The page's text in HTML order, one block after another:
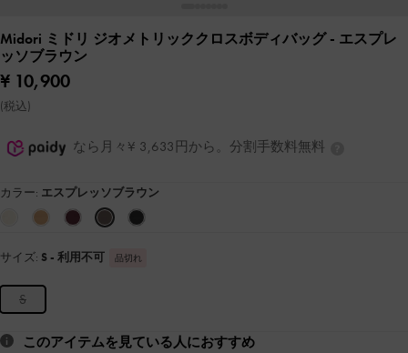
Midori ミドリ ジオメトリッククロスボディバッグ- エスプレ
ッソブラウン
¥ 10,900
(税込)
なら月々¥ 3,633円から。分割手数料無料
カラー: エスプレッソブラウン
サイズ: S - 利用不可 品切れ
S
このアイテムを見ている人におすすめ